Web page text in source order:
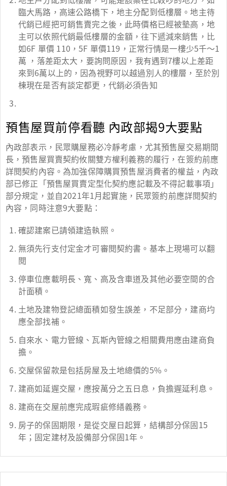
臨大馬路，高速公路橋下，地主分配到低樓層。地主待
代銷已經把可銷售賣完之後，此時價格已經被墊高，地
主可以依照代銷最低樓層的金額，往下遞減來銷售，比
如6F 單價 110，5F 單價119，正常行情是一樓少5千～1
萬 ，落差距太大，要詢問原因，我有遇到7樓以上差距
來到6萬以上的，因為視野可以越過別人的樓層，至於別
棟現在是否有談定都更，代銷必須告知
預售屋買前停看聽 內政部揭9大要點
內政部表示，民眾購屋務必冷靜考慮，尤其預售屋交易期間
長，預售屋買賣契約攸關雙方權利義務的履行，在簽約前應
詳閱契約內容。為加強保障購買預售屋消費者的權益，內政
部已修正「預售屋買賣定型化契約應記載及不得記載事項」
部分規定，並自2021年1月起實施，民眾簽約前應詳閱契約
內容，同時注意9大要點：
確認建案已請領建造執照。
無須先行支付定金才可審閱契約書。基本上現場可以翻
閱
停車位應載明長、寬、高及含車道及其他必要空間的合
計面積。
土地及建物登記總面積如發生誤差，不足部分，建商均
應全部找補。
自來水、電力管線、瓦斯內管線之相關費用應由建商負
擔。
交屋保留款是包括房屋及土地總價的5%。
建商如延遲交屋，應按萬分之五日息，負擔遲延利息。
建商在交屋前應完成瑕疵修繕義務。
房子的保固期限，是從交屋日起算，結構部分保固15
年；固定建材及設備部分保固1年。